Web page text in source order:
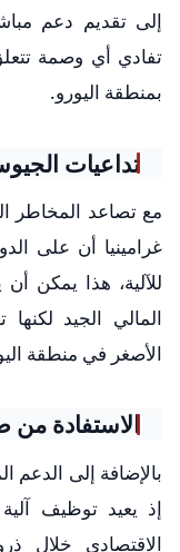
إلى تقديم دعم
تفادي أي وصمة
بمنطقة اليورو.
تداعيات
مع تصاعد المخاطر
غرامينيا أن على
للآلية، هذا يمكن
المالي الجيد
الأصغر في منطقة
الاستفادة من
بالإضافة إلى الدعم
إذ يعيد توظيف
الاقتصادي خلال